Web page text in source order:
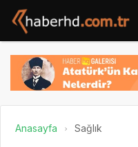
Anasayfa Sağlık